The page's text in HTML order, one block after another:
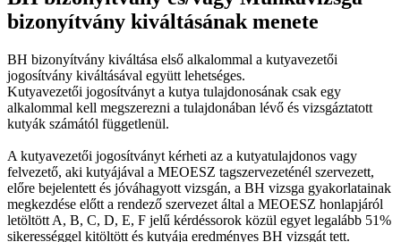
bizonyítvány kiváltásának menete
BH bizonyítvány kiváltása első alkalommal a kutyavezetői
jogosítvány kiváltásával együtt lehetséges.
Kutyavezetői jogosítványt a kutya tulajdonosának csak egy
alkalommal kell megszerezni a tulajdonában lévő és vizsgáztatott
kutyák számától függetlenül.
A kutyavezetői jogosítványt kérheti az a kutyatulajdonos vagy
felvezető, aki kutyájával a MEOESZ tagszervezeténél szervezett,
előre bejelentett és jóváhagyott vizsgán, a BH vizsga gyakorlatainak
megkezdése előtt a rendező szervezet által a MEOESZ honlapjáról
letöltött A, B, C, D, E, F jelű kérdéssorok közül egyet legalább 51%
sikerességgel kitöltött és kutyája eredményes BH vizsgát tett.